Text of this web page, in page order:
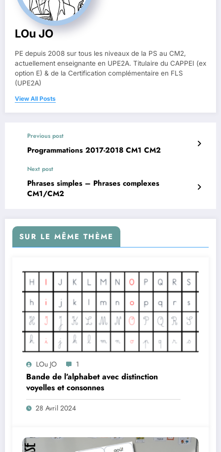
LOu JO
PE depuis 2008 sur tous les niveaux de la PS au CM2,
actuellement enseignante en UPE2A. Titulaire du CAPPEI (ex
option E) & de la Certification complémentaire en FLS
(UPE2A)
View All Posts
Previous post
Programmations 2017-2018 CM1 CM2
Next post
Phrases simples – Phrases complexes
CM1/CM2
SUR LE MÊME THÈME
LOu JO 1
Bande de l’alphabet avec distinction
voyelles et consonnes
28 Avril 2024